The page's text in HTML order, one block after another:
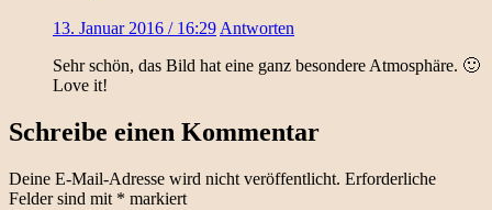
13. Januar 2016 / 16:29 Antworten
Sehr schön, das Bild hat eine ganz besondere Atmosphäre. 🙂
Love it!
Schreibe einen Kommentar
Deine E-Mail-Adresse wird nicht veröffentlicht. Erforderliche
Felder sind mit * markiert